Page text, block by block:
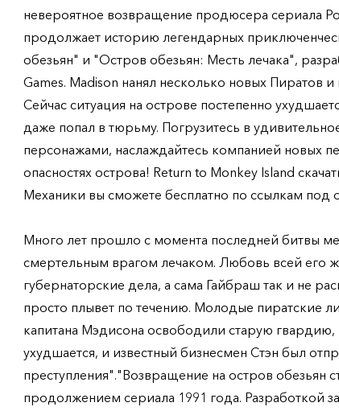
невероятное возвращение продюсера сериала
продолжает историю легендарных
обезьян" и "Остров обезьян: Месть лечака",
Games. Madison нанял несколько новых Пиратов
Сейчас ситуация на острове постепенно
даже попал в тюрьму. Погрузитесь в
персонажами, наслаждайтесь компанией новых
опасностях острова! Return to Monkey Island
Механики вы сможете бесплатно по ссылкам под
Много лет прошло с момента последней битвы
смертельным врагом лечаком. Любовь всей его
губернаторские дела, а сама Гайбраш так и не
просто плывет по течению. Молодые пиратские
капитана Мэдисона освободили старую гвардию,
ухудшается, и известный бизнесмен Стэн был
преступления"."Возвращение на остров обезьян
продолжением сериала 1991 года. Разработкой